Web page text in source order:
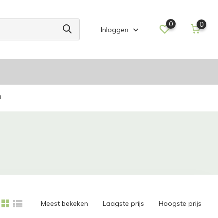
Inloggen
0 0
Meest bekeken Laagste prijs Hoogste prijs